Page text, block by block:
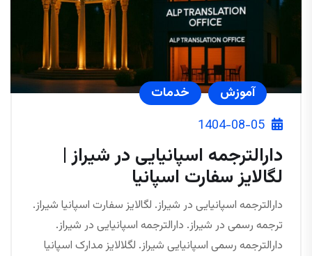
آموزش
خدمات
1404-08-05
دارالترجمه اسپانیایی در شیراز |
لگالایز سفارت اسپانیا
دارالترجمه اسپانیایی در شیراز. لگالایز سفارت اسپانیا شیراز.
ترجمه رسمی در شیراز. دارالترجمه اسپانیایی در شیراز.
دارالترجمه رسمی اسپانیایی شیراز. لگلالایز مدارک اسپانیا